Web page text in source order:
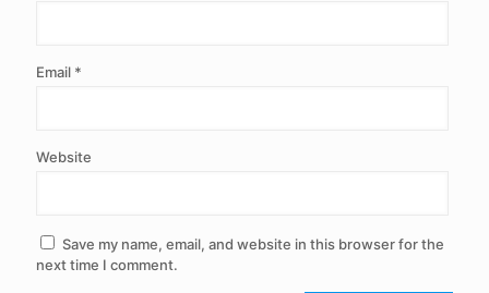
Email *
Website
Save my name, email, and website in this browser for the
next time I comment.